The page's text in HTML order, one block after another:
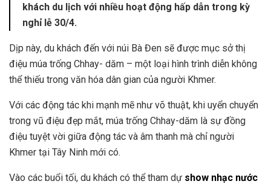
khách du lịch với nhiều hoạt động hấp dẫn trong kỳ
nghỉ lễ 30/4.
Dịp này, du khách đến với núi Bà Đen sẽ được mục sở thị
điệu múa trống Chhay- dăm – một loại hình trình diễn không
thể thiếu trong văn hóa dân gian của người Khmer.
Với các động tác khi mạnh mẽ như võ thuật, khi uyển chuyển
trong vũ điệu đẹp mắt, múa trống Chhay-dăm là sự đồng
điệu tuyệt vời giữa động tác và âm thanh mà chỉ người
Khmer tại Tây Ninh mới có.
Vào các buổi tối, du khách có thể tham dự show nhạc nước